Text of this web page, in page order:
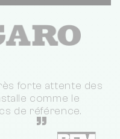
forte attente des
comme le
de référence.
”